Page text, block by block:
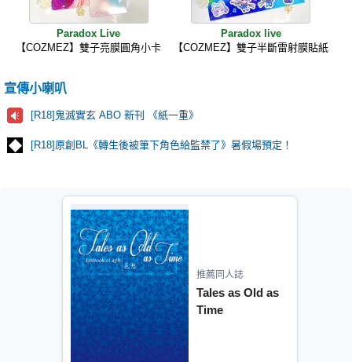
Paradox Live
【COZMEZ】雙子亮膜圓角小卡
Paradox live
【COZMEZ】雙子半斷雷射膜貼紙
宣傳小喇叭
[R18]鬼滅實玄 ABO 新刊 《紙一重》
[R18]原創BL《轉生後被筆下角色給監禁了》暑假場預定！
推薦同人誌
Tales as Old as
Time